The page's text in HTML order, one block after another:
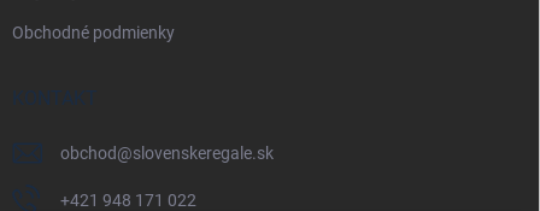
Obchodné podmienky
KONTAKT
obchod@slovenskeregale.sk
+421 948 171 022